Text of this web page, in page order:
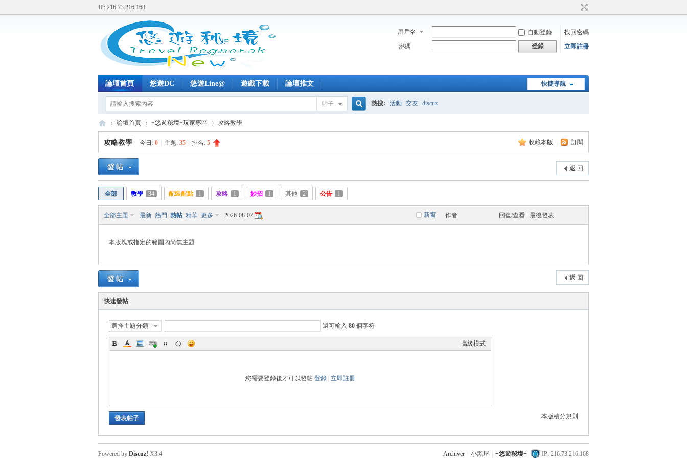
IP: 216.73.216.168
用戶名 自動登錄
找回密碼
密碼
登錄 立即註冊
快捷導航
論壇首頁 悠遊DC 悠遊Line@ 遊戲下載 論壇推文
帖子 熱搜: 活動 交友 discuz
悠
»
論壇首頁 +悠遊秘境+玩家專區 攻略教學
收藏本版 訂閱
攻略教學 今日: 0 主題: 35 排名: 5
返 回
全部 教學 34 配裝配點 1 攻略 1 妙招 1 其他 2 公告 1
新窗
全部主題 最新 熱門 熱帖 精華 更多 2026-08-07 作者 回復/查看 最後發表
本版塊或指定的範圍內尚無主題
返 回
快速發帖
選擇主題分類 還可輸入 80 個字符
高級模式
您需要登錄後才可以發帖 登錄| 立即註冊
本版積分規則
發表帖子
Archiver 小黑屋 +悠遊秘境+ IP: 216.73.216.168
Powered by Discuz! X3.4